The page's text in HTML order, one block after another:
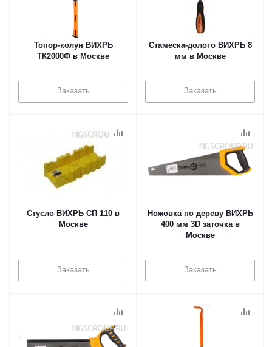
Топор-колун ВИХРЬ
ТК2000Ф в Москве
Заказать
Стамеска-долото ВИХРЬ 8
мм в Москве
Заказать
Стусло ВИХРЬ СП 110 в
Москве
Заказать
Ножовка по дереву ВИХРЬ
400 мм 3D заточка в
Москве
Заказать